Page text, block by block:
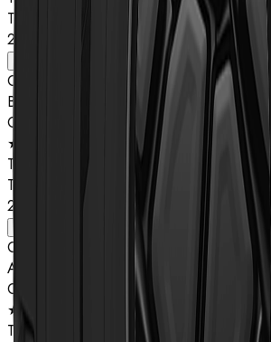
TL
26.5R25
Composto
B
Classificação de estrelas
★★
Tipo
TL
26.5R25
Composto
A
Classificação de estrelas
★★
Tipo